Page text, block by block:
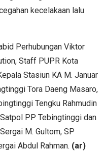
kecelakaan lalu
Perhubungan Viktor
Staff PUPR Kota
Stasiun KA M. Januar
Tora Daeng Masaro,
Tengku Rahmudin
PP Tebingtinggi dan
M. Gultom, SP
Abdul Rahman. (ar)